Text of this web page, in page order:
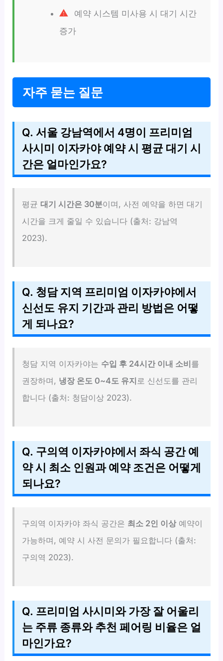
예약 시스템 미사용 시 대기 시간
증가
자주 묻는 질문
Q. 서울 강남역에서 4명이 프리미엄
사시미 이자카야 예약 시 평균 대기 시
간은 얼마인가요?
평균 대기 시간은 30분이며, 사전 예약을 하면 대기
시간을 크게 줄일 수 있습니다 (출처: 강남역
2023).
Q. 청담 지역 프리미엄 이자카야에서
신선도 유지 기간과 관리 방법은 어떻
게 되나요?
청담 지역 이자카야는 수입 후 24시간 이내 소비를
권장하며, 냉장 온도 0~4도 유지 로 신선도를 관리
합니다 (출처: 청담이상 2023).
Q. 구의역 이자카야에서 좌식 공간 예
약 시 최소 인원과 예약 조건은 어떻게
되나요?
구의역 이자카야 좌식 공간은 최소 2인 이상예약이
가능하며, 예약 시 사전 문의가 필요합니다 (출처:
구의역 2023).
Q. 프리미엄 사시미와 가장 잘 어울리
는 주류 종류와 추천 페어링 비율은 얼
마인가요?